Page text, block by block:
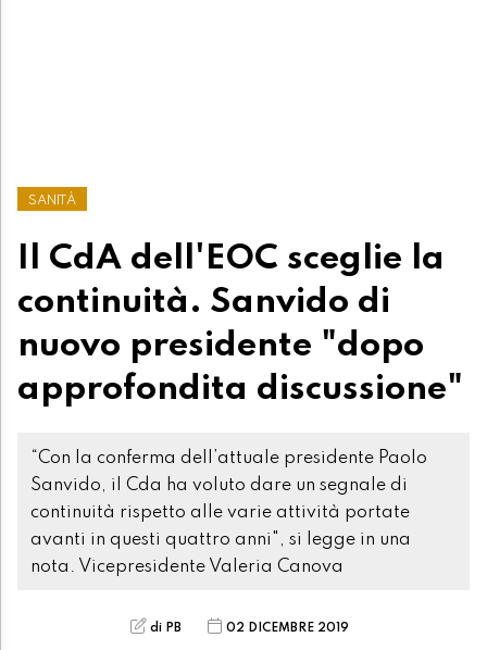
SANITÀ
Il CdA dell'EOC sceglie la
continuità. Sanvido di
nuovo presidente "dopo
approfondita discussione"
“Con la conferma dell’attuale presidente Paolo
Sanvido, il Cda ha voluto dare un segnale di
continuità rispetto alle varie attività portate
avanti in questi quattro anni", si legge in una
nota. Vicepresidente Valeria Canova
di PB 02 DICEMBRE 2019